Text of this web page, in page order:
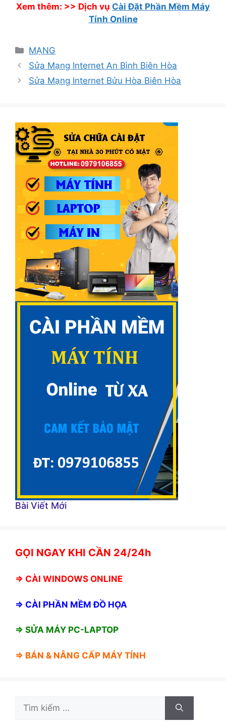
Xem thêm: >> Dịch vụ Cài Đặt Phần Mềm Máy
Tính Online
Danh
mục
MẠNG
Sửa Mạng Internet An Bình Biên Hòa
Sửa Mạng Internet Bửu Hòa Biên Hòa
Bài Viết Mới
GỌI NGAY KHI CẦN 24/24h
⇒ CÀI WINDOWS ONLINE
⇒ CÀI PHẦN MỀM ĐỒ HỌA
⇒ SỬA MÁY PC-LAPTOP
⇒ BÁN & NÂNG CẤP MÁY TÍNH
Tìm
kiếm